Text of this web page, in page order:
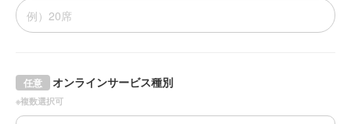
オンラインサービス種別
任意
※複数選択可